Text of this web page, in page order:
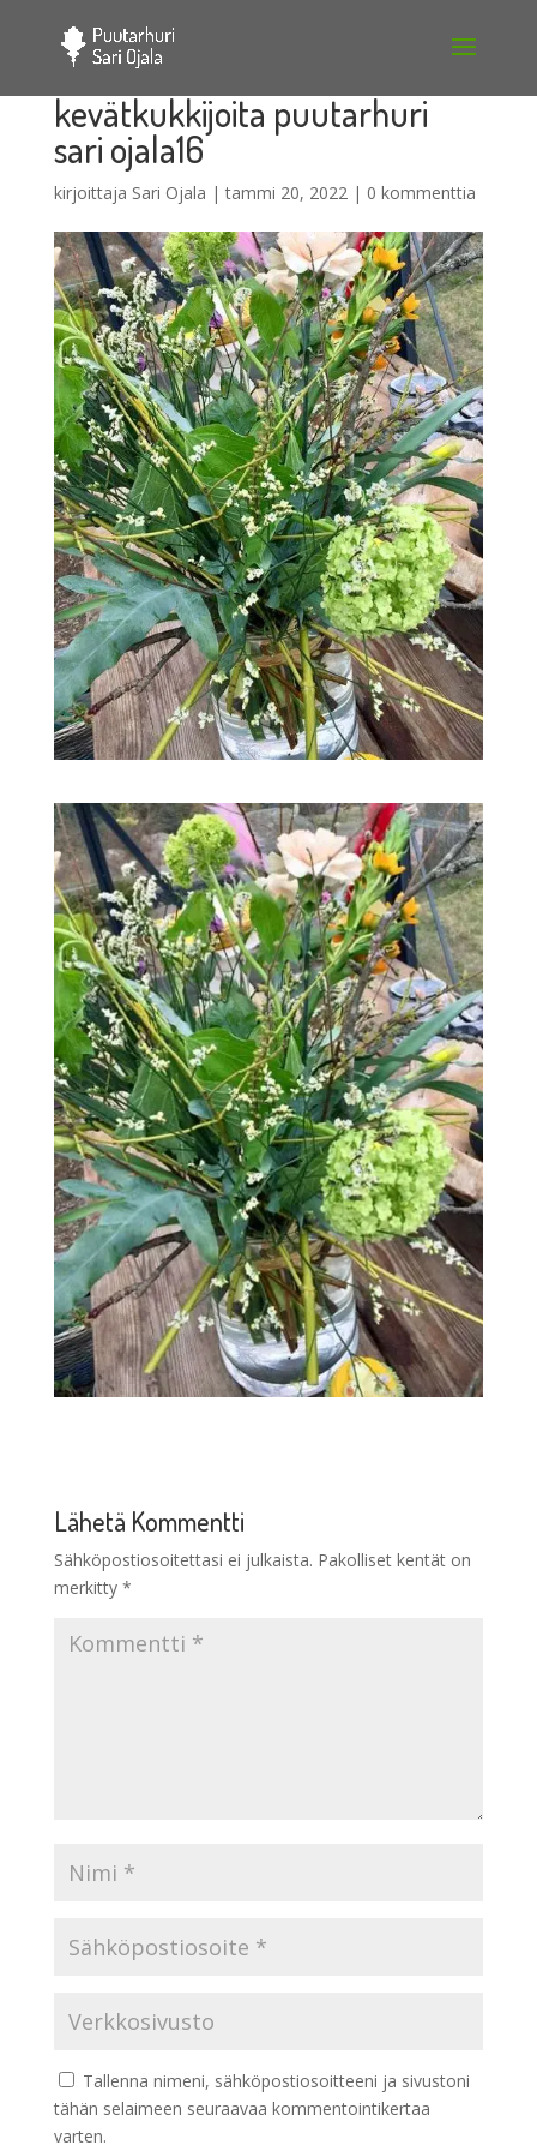
kevätkukkijoita puutarhuri
sari ojala16
kirjoittaja Sari Ojala |tammi 20, 2022| 0 kommenttia
Lähetä Kommentti
Sähköpostiosoitettasi ei julkaista. Pakolliset kentät on
merkitty *
Tallenna nimeni, sähköpostiosoitteeni ja sivustoni
tähän selaimeen seuraavaa kommentointikertaa
varten.